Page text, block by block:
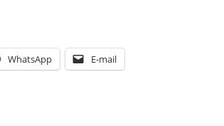
WhatsApp E-mail